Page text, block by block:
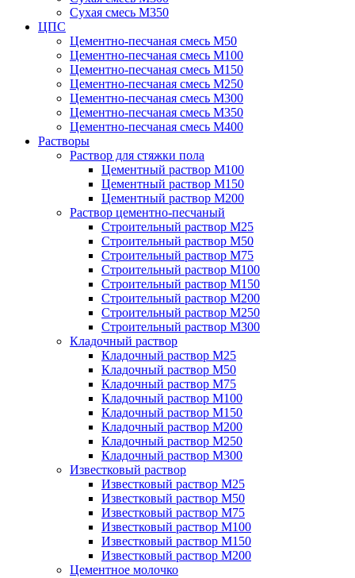
Сухая смесь М350
ЦПС
Цементно-песчаная смесь М50
Цементно-песчаная смесь М100
Цементно-песчаная смесь М150
Цементно-песчаная смесь М250
Цементно-песчаная смесь М300
Цементно-песчаная смесь М350
Цементно-песчаная смесь М400
Растворы
Раствор для стяжки пола
Цементный раствор М100
Цементный раствор М150
Цементный раствор М200
Раствор цементно-песчаный
Строительный раствор М25
Строительный раствор М50
Строительный раствор М75
Строительный раствор М100
Строительный раствор М150
Строительный раствор М200
Строительный раствор М250
Строительный раствор М300
Кладочный раствор
Кладочный раствор М25
Кладочный раствор М50
Кладочный раствор М75
Кладочный раствор М100
Кладочный раствор М150
Кладочный раствор М200
Кладочный раствор М250
Кладочный раствор М300
Известковый раствор
Известковый раствор М25
Известковый раствор М50
Известковый раствор М75
Известковый раствор М100
Известковый раствор М150
Известковый раствор М200
Цементное молочко